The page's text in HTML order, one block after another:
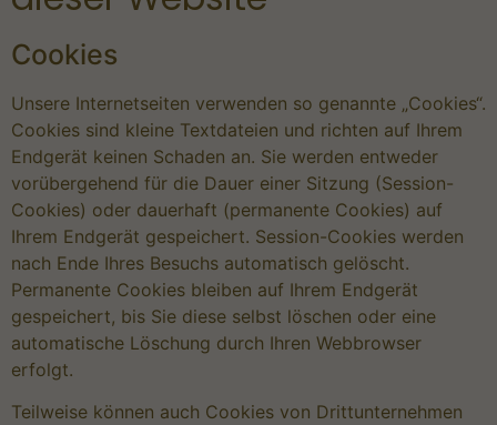
Cookies
Unsere Internetseiten verwenden so genannte „Cookies“.
Cookies sind kleine Textdateien und richten auf Ihrem
Endgerät keinen Schaden an. Sie werden entweder
vorübergehend für die Dauer einer Sitzung (Session-
Cookies) oder dauerhaft (permanente Cookies) auf
Ihrem Endgerät gespeichert. Session-Cookies werden
nach Ende Ihres Besuchs automatisch gelöscht.
Permanente Cookies bleiben auf Ihrem Endgerät
gespeichert, bis Sie diese selbst löschen oder eine
automatische Löschung durch Ihren Webbrowser
erfolgt.
Teilweise können auch Cookies von Drittunternehmen